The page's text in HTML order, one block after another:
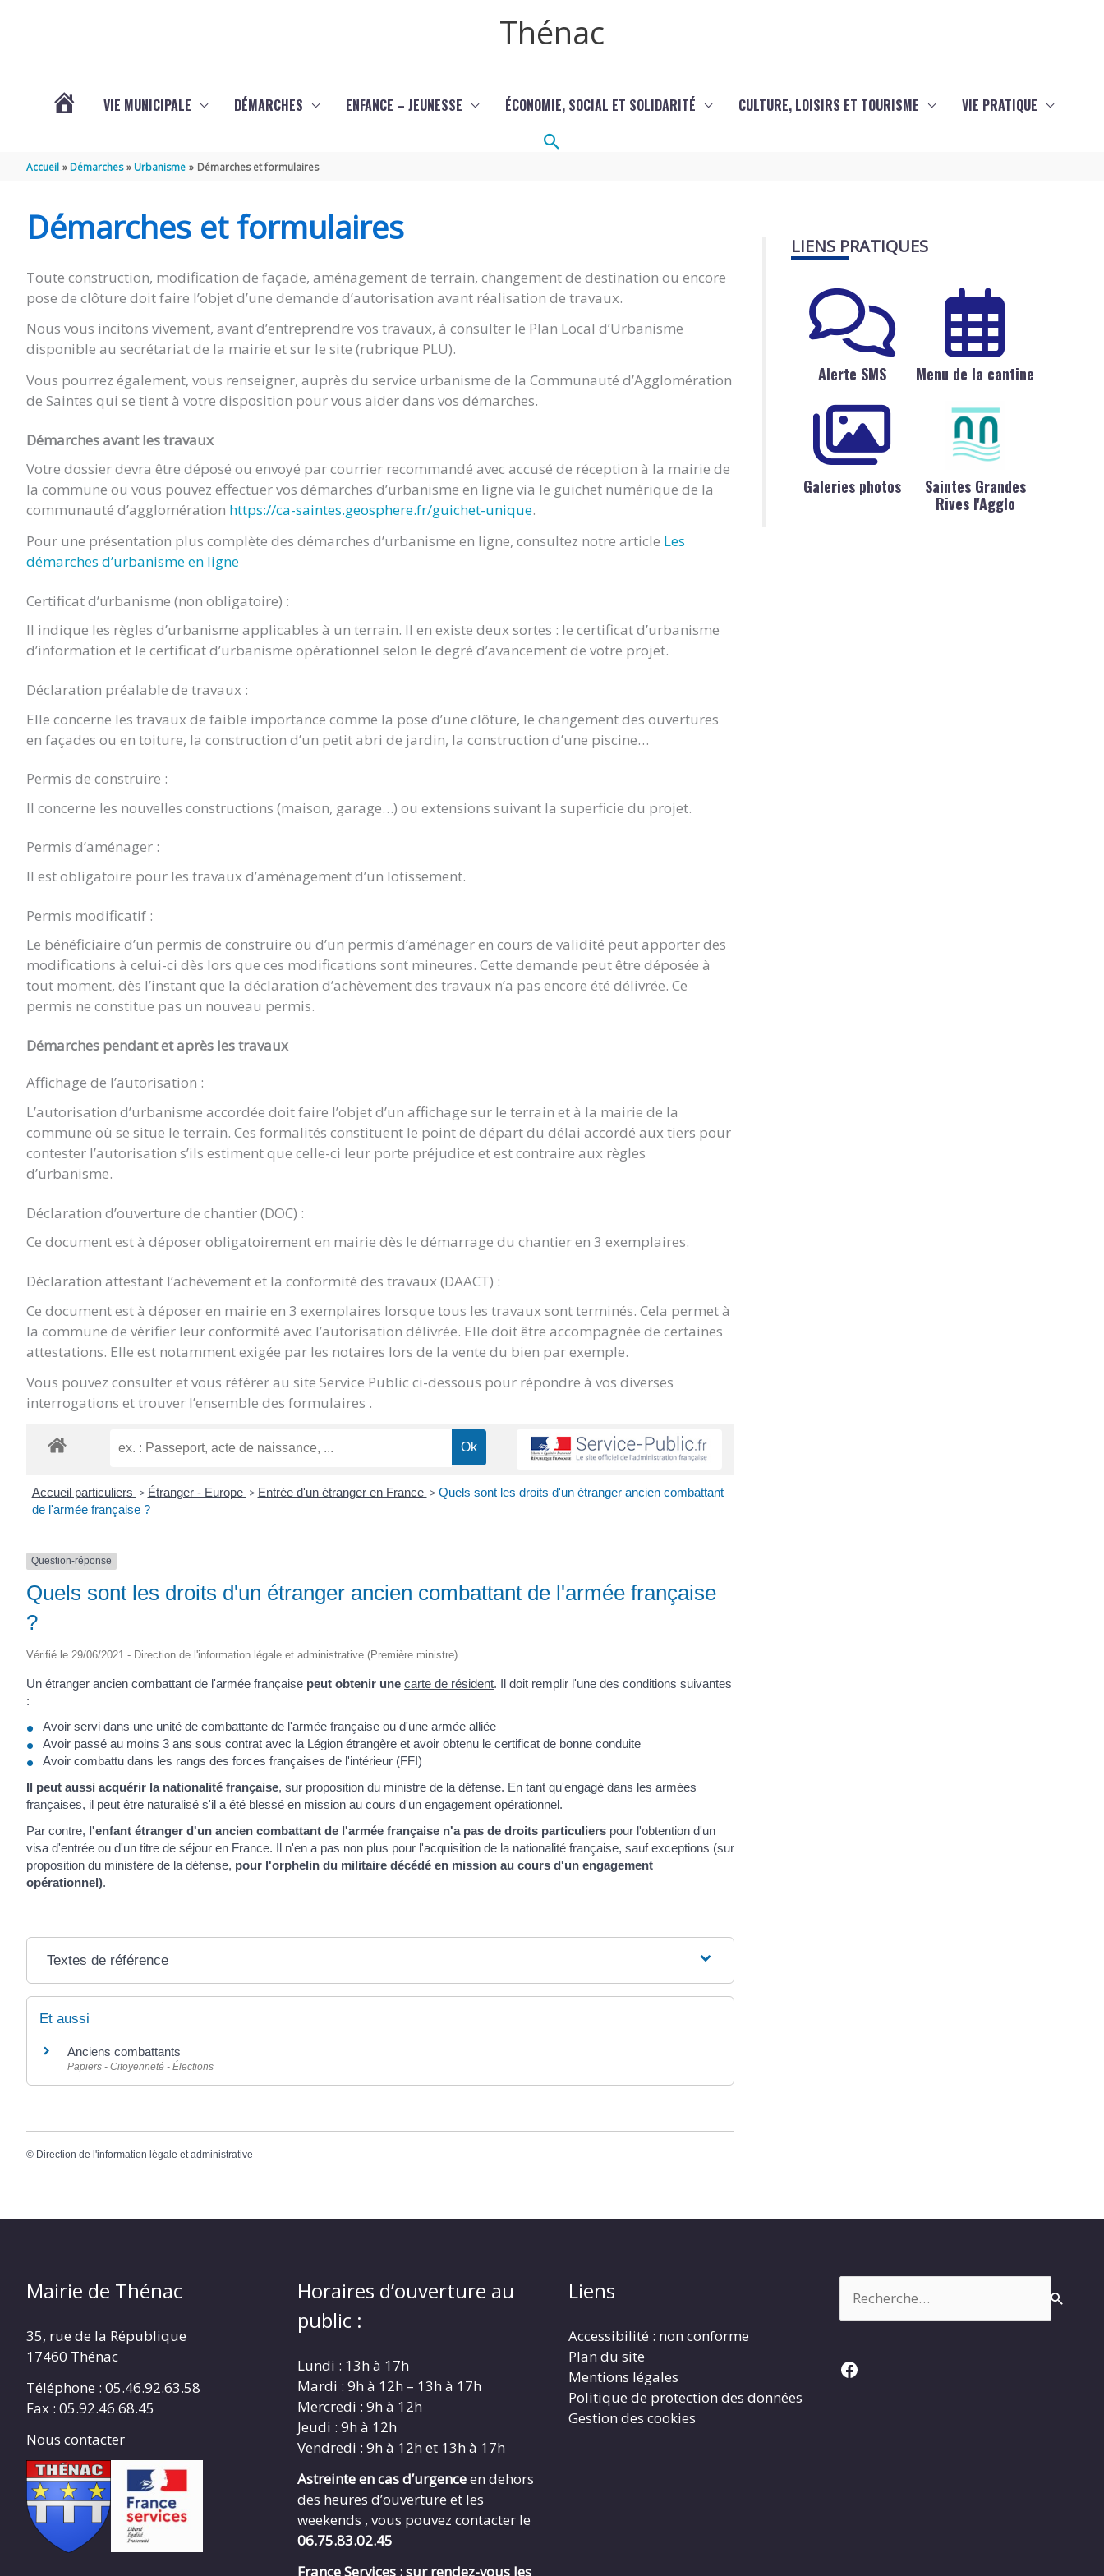
Thénac
THÉNAC
VIE MUNICIPALE DÉMARCHES ENFANCE – JEUNESSE ÉCONOMIE, SOCIAL ET SOLIDARITÉ CULTURE, LOISIRS ET TOURISME VIE PRATIQUE
Rechercher
Accueil Démarches Urbanisme Démarches et formulaires
Démarches et formulaires
Toute construction, modification de façade, aménagement de terrain, changement de destination ou encore
pose de clôture doit faire l’objet d’une demande d’autorisation avant réalisation de travaux.
Nous vous incitons vivement, avant d’entreprendre vos travaux, à consulter le Plan Local d’Urbanisme
disponible au secrétariat de la mairie et sur le site (rubrique PLU).
Vous pourrez également, vous renseigner, auprès du service urbanisme de la Communauté d’Agglomération
de Saintes qui se tient à votre disposition pour vous aider dans vos démarches.
Démarches avant les travaux
Votre dossier devra être déposé ou envoyé par courrier recommandé avec accusé de réception à la mairie de
la commune ou vous pouvez effectuer vos démarches d’urbanisme en ligne via le guichet numérique de la
communauté d’agglomération https://ca-saintes.geosphere.fr/guichet-unique.
Pour une présentation plus complète des démarches d’urbanisme en ligne, consultez notre article Les
démarches d’urbanisme en ligne
Certificat d’urbanisme (non obligatoire) :
Il indique les règles d’urbanisme applicables à un terrain. Il en existe deux sortes : le certificat d’urbanisme
d’information et le certificat d’urbanisme opérationnel selon le degré d’avancement de votre projet.
Déclaration préalable de travaux :
Elle concerne les travaux de faible importance comme la pose d’une clôture, le changement des ouvertures
en façades ou en toiture, la construction d’un petit abri de jardin, la construction d’une piscine…
Permis de construire :
Il concerne les nouvelles constructions (maison, garage…) ou extensions suivant la superficie du projet.
Permis d’aménager :
Il est obligatoire pour les travaux d’aménagement d’un lotissement.
Permis modificatif :
Le bénéficiaire d’un permis de construire ou d’un permis d’aménager en cours de validité peut apporter des
modifications à celui-ci dès lors que ces modifications sont mineures. Cette demande peut être déposée à
tout moment, dès l’instant que la déclaration d’achèvement des travaux n’a pas encore été délivrée. Ce
permis ne constitue pas un nouveau permis.
Démarches pendant et après les travaux
Affichage de l’autorisation :
L’autorisation d’urbanisme accordée doit faire l’objet d’un affichage sur le terrain et à la mairie de la
commune où se situe le terrain. Ces formalités constituent le point de départ du délai accordé aux tiers pour
contester l’autorisation s’ils estiment que celle-ci leur porte préjudice et est contraire aux règles
d’urbanisme.
Déclaration d’ouverture de chantier (DOC) :
Ce document est à déposer obligatoirement en mairie dès le démarrage du chantier en 3 exemplaires.
Déclaration attestant l’achèvement et la conformité des travaux (DAACT) :
Ce document est à déposer en mairie en 3 exemplaires lorsque tous les travaux sont terminés. Cela permet à
la commune de vérifier leur conformité avec l’autorisation délivrée. Elle doit être accompagnée de certaines
attestations. Elle est notamment exigée par les notaires lors de la vente du bien par exemple.
Vous pouvez consulter et vous référer au site Service Public ci-dessous pour répondre à vos diverses
interrogations et trouver l’ensemble des formulaires .
Accueil particuliers > Étranger - Europe > Entrée d'un étranger en France > Quels sont les droits d'un étranger ancien combattant
de l'armée française ?
Question-réponse
Quels sont les droits d'un étranger ancien combattant de l'armée française
?
Vérifié le 29/06/2021 - Direction de l'information légale et administrative (Première ministre)
Un étranger ancien combattant de l'armée française peut obtenir une carte de résident. Il doit remplir l'une des conditions suivantes
:
Avoir servi dans une unité de combattante de l'armée française ou d'une armée alliée
Avoir passé au moins 3 ans sous contrat avec la Légion étrangère et avoir obtenu le certificat de bonne conduite
Avoir combattu dans les rangs des forces françaises de l'intérieur (FFI)
Il peut aussi acquérir la nationalité française, sur proposition du ministre de la défense. En tant qu'engagé dans les armées
françaises, il peut être naturalisé s'il a été blessé en mission au cours d'un engagement opérationnel.
Par contre, l'enfant étranger d'un ancien combattant de l'armée française n'a pas de droits particuliers pour l'obtention d'un
visa d'entrée ou d'un titre de séjour en France. Il n'en a pas non plus pour l'acquisition de la nationalité française, sauf exceptions (sur
proposition du ministère de la défense, pour l'orphelin du militaire décédé en mission au cours d'un engagement
opérationnel).
Textes de référence
Et aussi
Anciens combattants
Papiers - Citoyenneté - Élections
© Direction de l'information légale et administrative
LIENS PRATIQUES
Alerte SMS Menu de la cantine
Galeries photos
Saintes Grandes
Rives l'Agglo
Mairie de Thénac
35, rue de la République
17460 Thénac
Téléphone : 05.46.92.63.58
Fax : 05.92.46.68.45
Nous contacter
Horaires d’ouverture au
public :
Lundi : 13h à 17h
Mardi : 9h à 12h – 13h à 17h
Mercredi : 9h à 12h
Jeudi : 9h à 12h
Vendredi : 9h à 12h et 13h à 17h
Astreinte en cas d’urgenceen dehors
des heures d’ouverture et les
weekends , vous pouvez contacter le
06.75.83.02.45
France Services : sur rendez-vous les
Liens
Accessibilité : non conforme
Plan du site
Mentions légales
Politique de protection des données
Gestion des cookies
Facebook